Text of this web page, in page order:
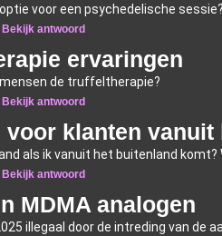
voor een psychedelische sessie?
Bekijk antwoord
ervaringen
mensen de truffeltherapie?
Bekijk antwoord
klanten vanuit
als ik vanuit het buitenland komt?
Bekijk antwoord
MDMA analogen
illegaal door de intreding van de